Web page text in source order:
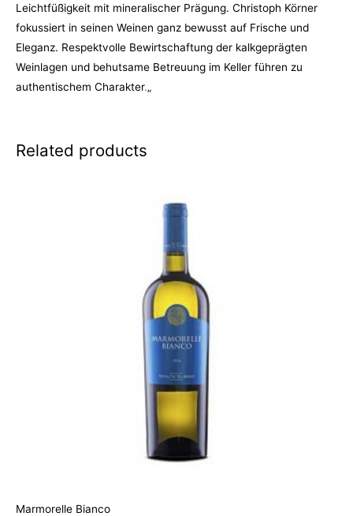
Leichtfüßigkeit mit mineralischer Prägung. Christoph Körner
fokussiert in seinen Weinen ganz bewusst auf Frische und
Eleganz. Respektvolle Bewirtschaftung der kalkgeprägten
Weinlagen und behutsame Betreuung im Keller führen zu
authentischem Charakter.„
Related products
Marmorelle Bianco